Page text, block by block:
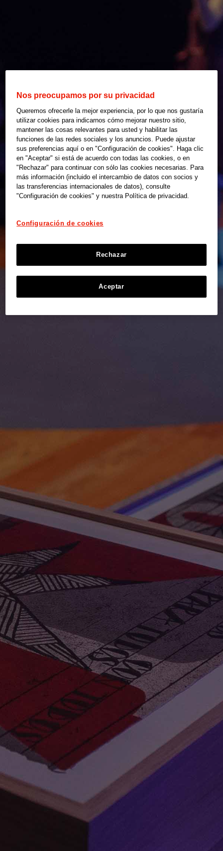
Nos preocupamos por su privacidad
Queremos ofrecerle la mejor experiencia, por lo que nos gustaría
utilizar cookies para indicarnos cómo mejorar nuestro sitio,
mantener las cosas relevantes para usted y habilitar las
funciones de las redes sociales y los anuncios. Puede ajustar
sus preferencias aquí o en "Configuración de cookies". Haga clic
en "Aceptar" si está de acuerdo con todas las cookies, o en
"Rechazar" para continuar con sólo las cookies necesarias. Para
más información (incluido el intercambio de datos con socios y
las transferencias internacionales de datos), consulte
"Configuración de cookies" y nuestra Política de privacidad.
Configuración de cookies
Rechazar
Aceptar